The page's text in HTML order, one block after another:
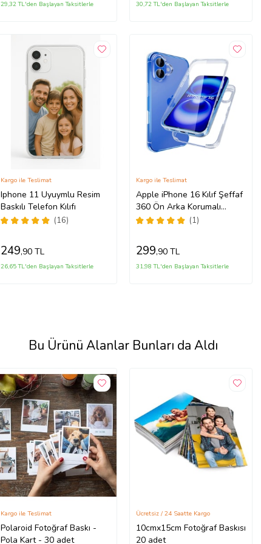
29,32 TL'den Başlayan Taksitlerle 30,72 TL'den Başlayan Taksitlerle
Iphone 11 Uyuymlu Resim
Baskılı Telefon Kılıfı
(16)
Kargo ile Teslimat
249,90 TL
26,65 TL'den Başlayan Taksitlerle
Apple iPhone 16 Kılıf Şeffaf
360 Ön Arka Korumalı
Silikon
(1)
Kargo ile Teslimat
299,90 TL
31,98 TL'den Başlayan Taksitlerle
Bu Ürünü Alanlar Bunları da Aldı
Polaroid Fotoğraf Baskı -
Pola Kart - 30 adet
Kargo ile Teslimat
10cmx15cm Fotoğraf Baskısı
20 adet
Ücretsiz / 24 Saatte Kargo